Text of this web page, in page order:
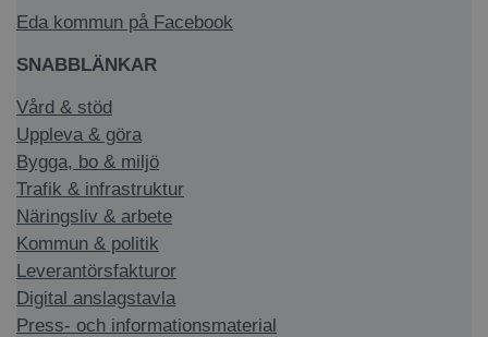
Eda kommun på Facebook
SNABBLÄNKAR
Vård & stöd
Uppleva & göra
Bygga, bo & miljö
Trafik & infrastruktur
Näringsliv & arbete
Kommun & politik
Leverantörsfakturor
Digital anslagstavla
Press- och informationsmaterial